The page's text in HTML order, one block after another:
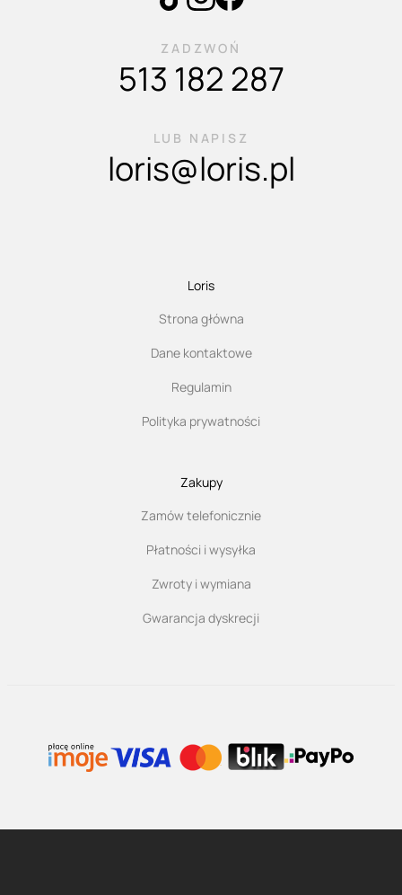
ZADZWOŃ
513 182 287
LUB NAPISZ
loris@loris.pl
Loris
Strona główna
Dane kontaktowe
Regulamin
Polityka prywatności
Zakupy
Zamów telefonicznie
Płatności i wysyłka
Zwroty i wymiana
Gwarancja dyskrecji